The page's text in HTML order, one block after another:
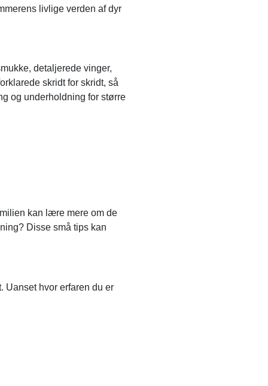
livlige verden af dyr
detaljerede vinger,
skridt for skridt, så
og underholdning for større
kan lære mere om de
Disse små tips kan
Uanset hvor erfaren du er